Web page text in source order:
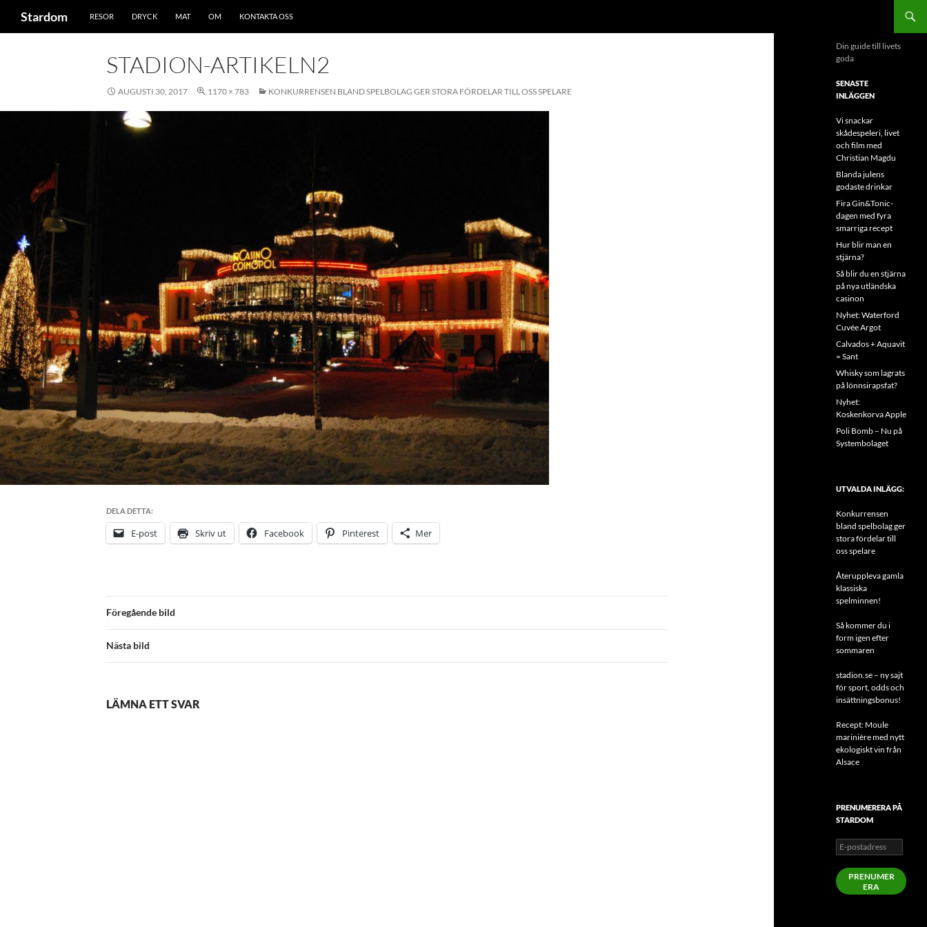
Stardom RESOR DRYCK MAT OM KONTAKTA OSS
STADION-ARTIKELN2
AUGUSTI 30, 2017 1170 × 783 KONKURRENSEN BLAND SPELBOLAG GER STORA FÖRDELAR TILL OSS SPELARE
DELA DETTA:
E-post Skriv ut Facebook Pinterest Mer
Föregående bild
Nästa bild
LÄMNA ETT SVAR
Din guide till livets
goda
SENASTE
INLÄGGEN
Vi snackar
skådespeleri, livet
och film med
Christian Magdu
Blanda julens
godaste drinkar
Fira Gin&Tonic-
dagen med fyra
smarriga recept
Hur blir man en
stjärna?
Så blir du en stjärna
på nya utländska
casinon
Nyhet: Waterford
Cuvée Argot
Calvados + Aquavit
= Sant
Whisky som lagrats
på lönnsirapsfat?
Nyhet:
Koskenkorva Apple
Poli Bomb – Nu på
Systembolaget
UTVALDA INLÄGG:
Konkurrensen
bland spelbolag ger
stora fördelar till
oss spelare
Återuppleva gamla
klassiska
spelminnen!
Så kommer du i
form igen efter
sommaren
stadion.se – ny sajt
för sport, odds och
insättningsbonus!
Recept: Moule
marinière med nytt
ekologiskt vin från
Alsace
PRENUMERERA PÅ
STARDOM
E-
postadress
PRENUMER
ERA